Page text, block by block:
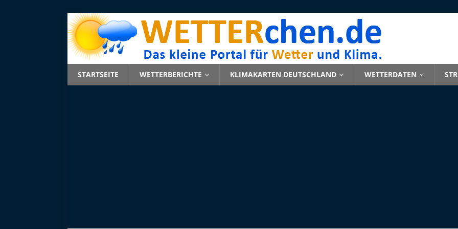
STARTSEITE WETTERBERICHTE KLIMAKARTEN DEUTSCHLAND WETTERDATEN